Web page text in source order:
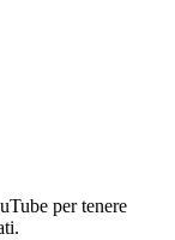
per tenere